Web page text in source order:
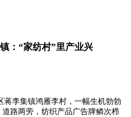
：“家纺村”里产业兴
蒋李集镇鸿雁李村，一幅生机勃勃
路两旁，纺织产品广告牌鳞次栉